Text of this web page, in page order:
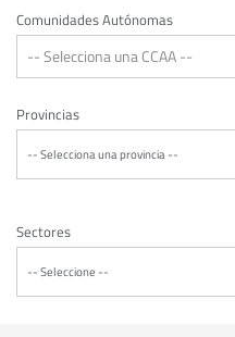
Comunidades Autónomas
Provincias
Sectores